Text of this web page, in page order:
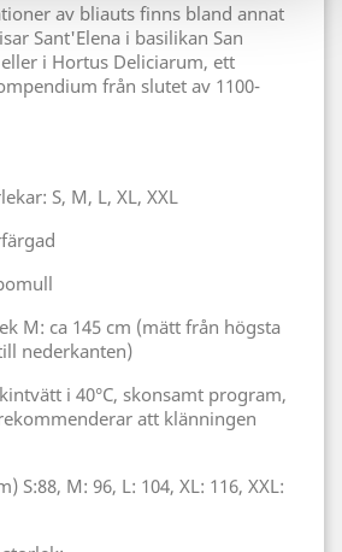
av bliauts finns bland annat
Sant'Elena i basilikan San
i Hortus Deliciarum, ett
från slutet av 1100-
S, M, L, XL, XXL
M: ca 145 cm (mätt från högsta
nederkanten)
i 40°C, skonsamt program,
att klänningen
S:88, M: 96, L: 104, XL: 116, XXL: